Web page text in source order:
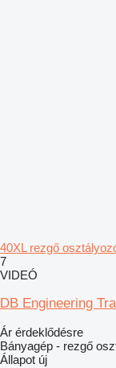
40XL rezgő
7
VIDEÓ
DB Engineering
Ár érdeklődésre
Bányagép - rezgő
Állapot új